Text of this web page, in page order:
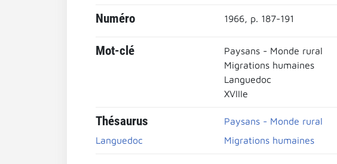
Numéro 1966, p. 187-191
Mot-clé
Paysans - Monde rural
Migrations humaines
Languedoc
XVIIIe
Thésaurus
Paysans - Monde rural
Languedoc
Migrations humaines